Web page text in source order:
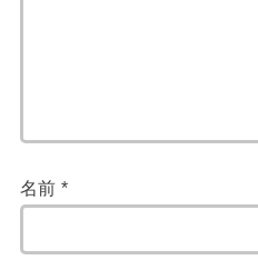
名前*